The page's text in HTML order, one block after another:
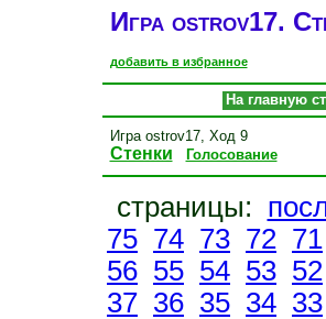
Игра ostrov17.
добавить в избранное
На главную
Игра ostrov17, Ход 9
Стенки Голосование
страницы:
75 74 73 72 71
56 55 54 53 52
37 36 35 34 33